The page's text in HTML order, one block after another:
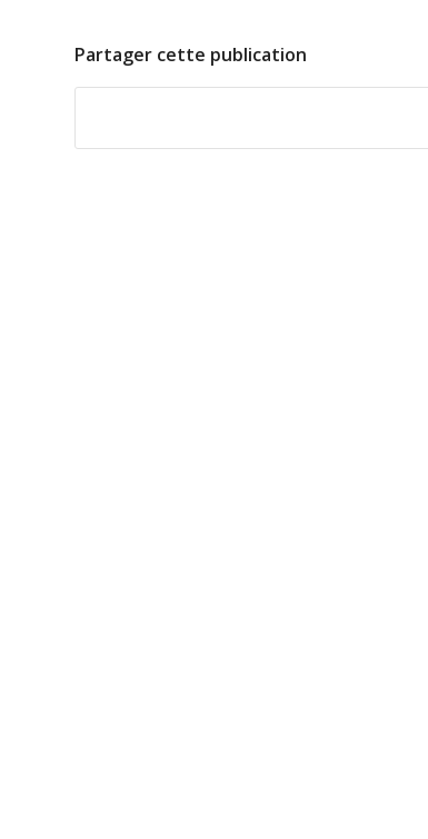
Partager cette publication